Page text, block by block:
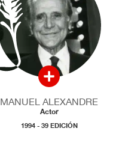
MANUEL ALEXANDRE
Actor
1994 - 39 EDICIÓN